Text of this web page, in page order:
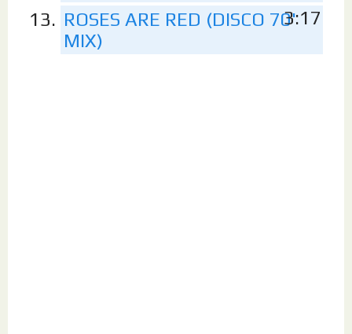
ROSES ARE RED (DISCO 70'
MIX)
3:17